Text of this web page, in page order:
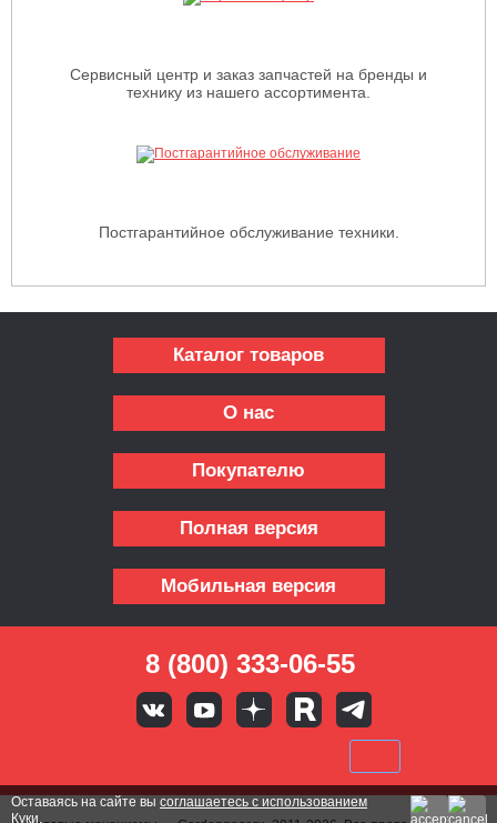
Сервисный центр и заказ запчастей на бренды и
технику из нашего ассортимента.
Постгарантийное обслуживание техники.
Каталог товаров
О нас
Покупателю
Полная версия
Мобильная версия
8 (800) 333-06-55
Оставаясь на сайте вы соглашаетесь с использованием
Куки.